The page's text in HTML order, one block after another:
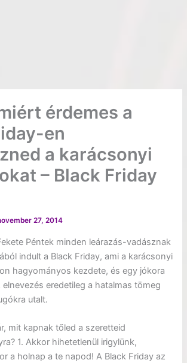
érdemes a
en
a karácsonyi
– Black Friday
27, 2014
Péntek minden leárazás-vadásznak
indult a Black Friday, ami a karácsonyi
hagyományos kezdete, és egy jókora
eredetileg a hatalmas tömeg
utalt.
mit kapnak tőled a szeretteid
1. Akkor hihetetlenül irigylünk,
a holnap a te napod! A Black Friday az